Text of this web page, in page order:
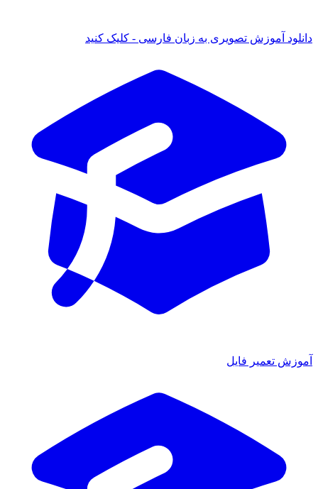
آموزش تصویری به زبان فارسی - کلیک کنید
تعمیر فایل